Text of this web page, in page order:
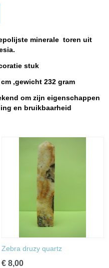
minerale toren uit
stuk
,gewicht 232 gram
om zijn eigenschappen
en bruikbaarheid
Zebra druzy quartz
€ 8,00